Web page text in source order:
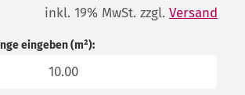
inkl. 19% MwSt. zzgl. Versand
eingeben (m²):